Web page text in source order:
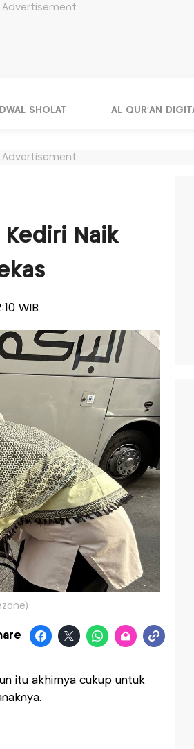
Advertisement
SHOLAT AL QUR'AN
Advertisement
Kediri Naik
WIB
itu akhirnya cukup untuk